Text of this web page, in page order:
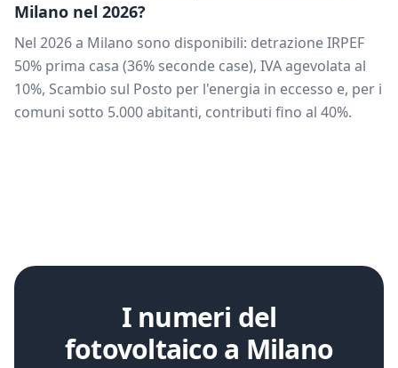
Milano nel 2026?
Nel 2026 a Milano sono disponibili: detrazione IRPEF
50% prima casa (36% seconde case), IVA agevolata al
10%, Scambio sul Posto per l'energia in eccesso e, per i
comuni sotto 5.000 abitanti, contributi fino al 40%.
I numeri del
fotovoltaico a Milano